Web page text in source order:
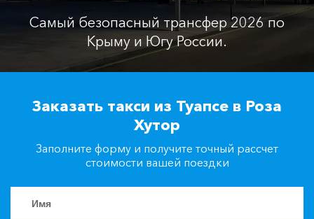
Заказать такси
Самый безопасный трансфер 2026 по
Крыму и Югу России.
Заказать такси из Туапсе в Роза
Хутор
Заполните форму и получите точный рассчет
стоимости вашей поездки